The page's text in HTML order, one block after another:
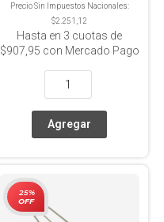
Precio Sin Impuestos Nacionales:
$2.251,12
Hasta en 3 cuotas de
$907,95 con Mercado Pago
25%
OFF